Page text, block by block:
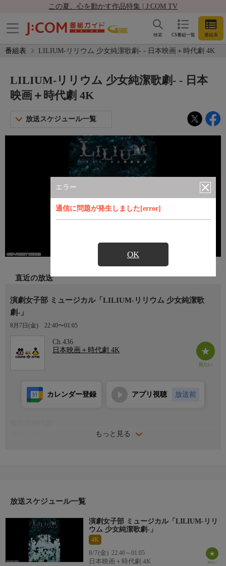
この夏、心を動かす作品特集 | J:COM TV
CS番組一覧 番組表
検索
番組表 LILIUM-リリウム 少女純潔歌劇- - 日本映画＋時代劇 4K
エラー
通信に問題が発生しました[error]
OK
LILIUM-リリウム 少女純潔歌劇- - 日本
映画＋時代劇 4K
放送スケジュール一覧
直近の放送
演劇女子部 ミュージカル「LILIUM-リリウム 少女純潔歌
劇-」
8月7日(金) 22:40〜01:05
Ch.436
日本映画＋時代劇 4K
もっと見る
カレンダー登録 アプリ視聴 放送前
は、“繭期”なる情緒不安定な少女たちが平穏に過ごしていた。
ある日、姿の見えない友人シルベチカ（小田）の行方を追うリリ
ー（鞘師）は、いつも一人でいるスノウ（和田）から“彼女を探
すな”と警告される。
放送スケジュール一覧
演劇女子部 ミュージカル「LILIUM-リリ
ウム 少女純潔歌劇-」
4K
8/7(金) 22:40～01:05
日本映画＋時代劇 4K